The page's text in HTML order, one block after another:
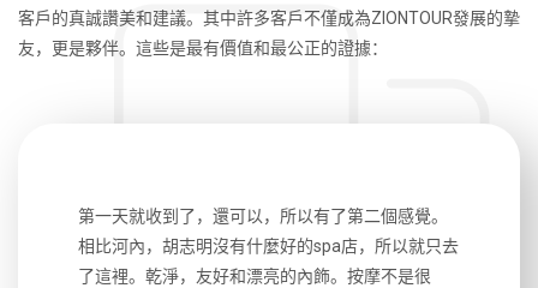
客戶的真誠讚美和建議。其中許多客戶不僅成為ZIONTOUR發展的摯
友，更是夥伴。這些是最有價值和最公正的證據：
第一天就收到了，還可以，所以有了第二個感覺。
相比河內，胡志明沒有什麼好的spa店，所以就只去
了這裡。乾淨，友好和漂亮的內飾。按摩不是很